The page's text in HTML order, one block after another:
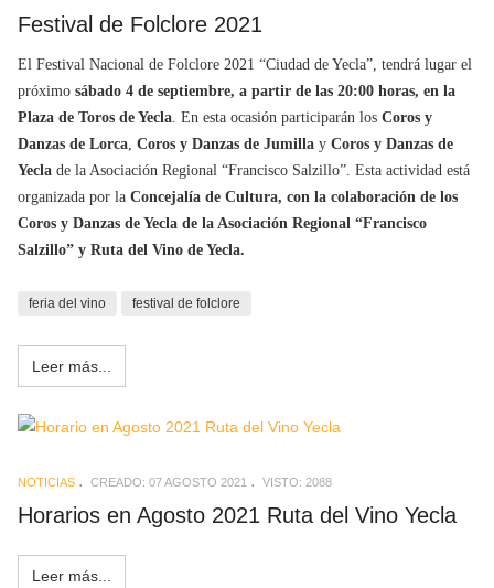
Festival de Folclore 2021
El Festival Nacional de Folclore 2021 “Ciudad de Yecla”, tendrá lugar el
próximo sábado 4 de septiembre, a partir de las 20:00 horas, en la
Plaza de Toros de Yecla . En esta ocasión participarán los Coros y
Danzas de Lorca Coros y Danzas de Jumilla y Coros y Danzas de
Yecla de la Asociación Regional “Francisco Salzillo”. Esta actividad está
organizada por la Concejalía de Cultura, con la colaboración de los
Coros y Danzas de Yecla de la Asociación Regional “Francisco
Salzillo” y Ruta del Vino de Yecla.
feria del vino festival de folclore
Leer más...
NOTICIAS CREADO: 07 AGOSTO 2021 VISTO: 2088
Horarios en Agosto 2021 Ruta del Vino Yecla
Leer más...